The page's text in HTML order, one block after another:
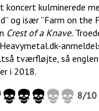
koncert kulminerede
og især ”Farm on the
Crest of a Knave.
tværfløjte, så
i 2018.
8/10